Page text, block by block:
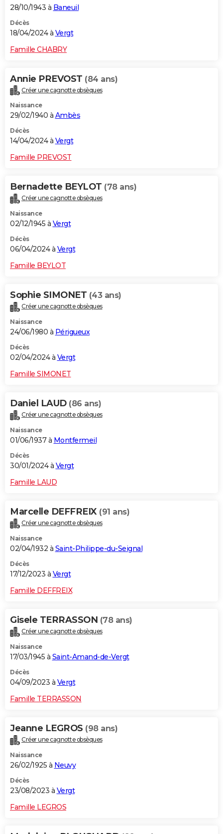
28/10/1943 à Baneuil
Décès
18/04/2024 à Vergt
Famille CHABRY
Annie PREVOST (84 ans)
Créer une cagnotte obsèques
Naissance
29/02/1940 à Ambès
Décès
14/04/2024 à Vergt
Famille PREVOST
Bernadette BEYLOT (78 ans)
Créer une cagnotte obsèques
Naissance
02/12/1945 à Vergt
Décès
06/04/2024 à Vergt
Famille BEYLOT
Sophie SIMONET (43 ans)
Créer une cagnotte obsèques
Naissance
24/06/1980 à Périgueux
Décès
02/04/2024 à Vergt
Famille SIMONET
Daniel LAUD (86 ans)
Créer une cagnotte obsèques
Naissance
01/06/1937 à Montfermeil
Décès
30/01/2024 à Vergt
Famille LAUD
Marcelle DEFFREIX (91 ans)
Créer une cagnotte obsèques
Naissance
02/04/1932 à Saint-Philippe-du-Seignal
Décès
17/12/2023 à Vergt
Famille DEFFREIX
Gisele TERRASSON (78 ans)
Créer une cagnotte obsèques
Naissance
17/03/1945 à Saint-Amand-de-Vergt
Décès
04/09/2023 à Vergt
Famille TERRASSON
Jeanne LEGROS (98 ans)
Créer une cagnotte obsèques
Naissance
26/02/1925 à Neuvy
Décès
23/08/2023 à Vergt
Famille LEGROS